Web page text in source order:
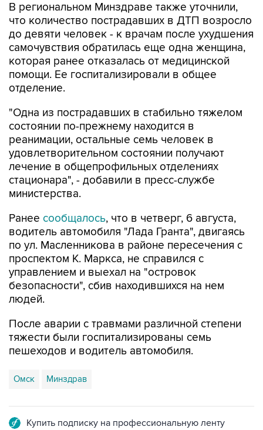
В региональном Минздраве также уточнили,
что количество пострадавших в ДТП возросло
до девяти человек - к врачам после ухудшения
самочувствия обратилась еще одна женщина,
которая ранее отказалась от медицинской
помощи. Ее госпитализировали в общее
отделение.
"Одна из пострадавших в стабильно тяжелом
состоянии по-прежнему находится в
реанимации, остальные семь человек в
удовлетворительном состоянии получают
лечение в общепрофильных отделениях
стационара", - добавили в пресс-службе
министерства.
Ранее сообщалось, что в четверг, 6 августа,
водитель автомобиля "Лада Гранта", двигаясь
по ул. Масленникова в районе пересечения с
проспектом К. Маркса, не справился с
управлением и выехал на "островок
безопасности", сбив находившихся на нем
людей.
После аварии с травмами различной степени
тяжести были госпитализированы семь
пешеходов и водитель автомобиля.
Омск Минздрав
Купить подписку на профессиональную ленту